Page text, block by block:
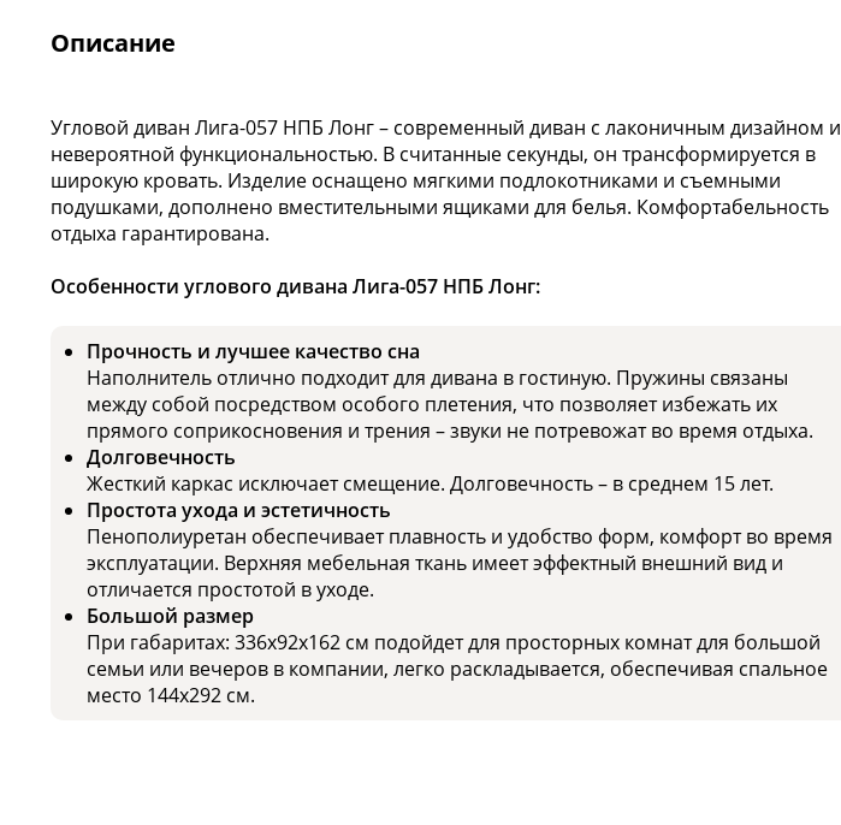
Описание
Угловой диван Лига-057 НПБ Лонг – современный диван с лаконичным дизайном и
невероятной функциональностью. В считанные секунды, он трансформируется в
широкую кровать. Изделие оснащено мягкими подлокотниками и съемными
подушками, дополнено вместительными ящиками для белья. Комфортабельность
отдыха гарантирована.
Особенности углового дивана Лига-057 НПБ Лонг:
Прочность и лучшее качество сна
Наполнитель отлично подходит для дивана в гостиную. Пружины связаны
между собой посредством особого плетения, что позволяет избежать их
прямого соприкосновения и трения – звуки не потревожат во время отдыха.
Долговечность
Жесткий каркас исключает смещение. Долговечность – в среднем 15 лет.
Простота ухода и эстетичность
Пенополиуретан обеспечивает плавность и удобство форм, комфорт во время
эксплуатации. Верхняя мебельная ткань имеет эффектный внешний вид и
отличается простотой в уходе.
Большой размер
При габаритах: 336x92x162 см подойдет для просторных комнат для большой
семьи или вечеров в компании, легко раскладывается, обеспечивая спальное
место 144x292 см.